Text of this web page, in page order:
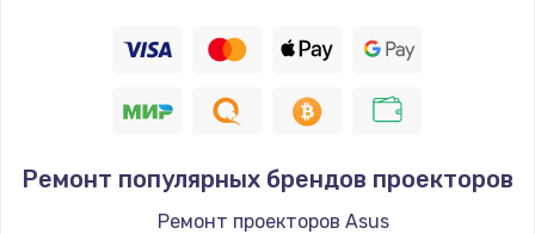
Ремонт популярных брендов проекторов
Ремонт проекторов Asus